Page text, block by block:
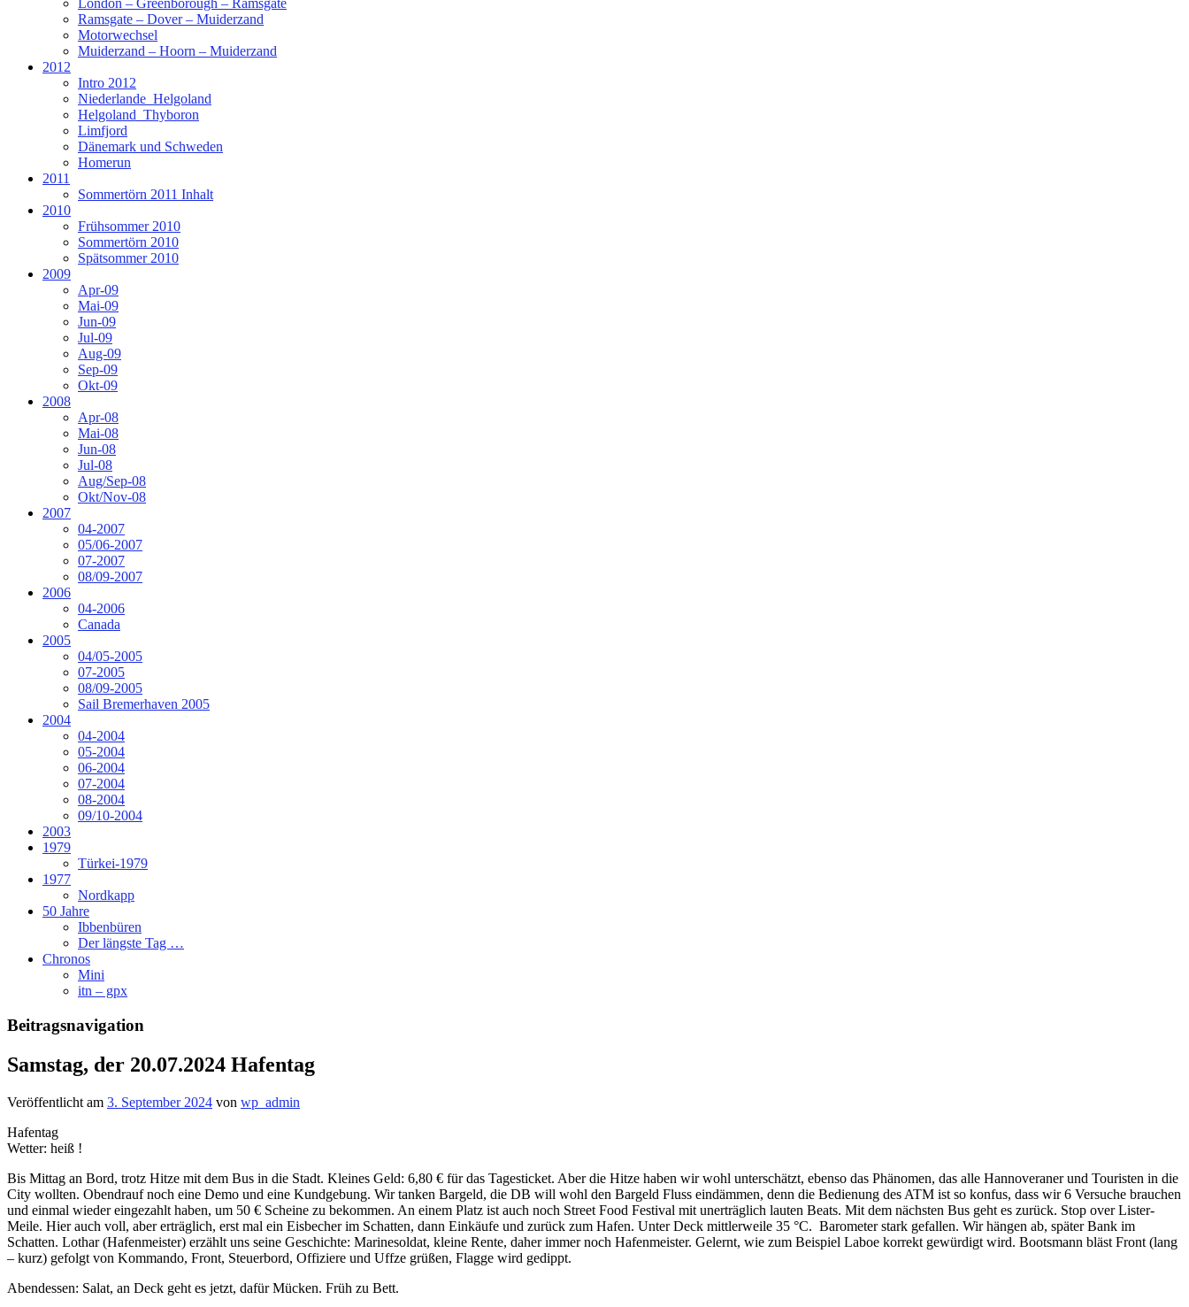
London – Greenborough – Ramsgate
Ramsgate – Dover – Muiderzand
Motorwechsel
Muiderzand – Hoorn – Muiderzand
2012
Intro 2012
Niederlande_Helgoland
Helgoland_Thyboron
Limfjord
Dänemark und Schweden
Homerun
2011
Sommertörn 2011 Inhalt
2010
Frühsommer 2010
Sommertörn 2010
Spätsommer 2010
2009
Apr-09
Mai-09
Jun-09
Jul-09
Aug-09
Sep-09
Okt-09
2008
Apr-08
Mai-08
Jun-08
Jul-08
Aug/Sep-08
Okt/Nov-08
2007
04-2007
05/06-2007
07-2007
08/09-2007
2006
04-2006
Canada
2005
04/05-2005
07-2005
08/09-2005
Sail Bremerhaven 2005
2004
04-2004
05-2004
06-2004
07-2004
08-2004
09/10-2004
2003
1979
Türkei-1979
1977
Nordkapp
50 Jahre
Ibbenbüren
Der längste Tag …
Chronos
Mini
itn – gpx
Beitragsnavigation
Samstag, der 20.07.2024 Hafentag
Veröffentlicht am 3. September 2024 von wp_admin
Hafentag
Wetter: heiß !
Bis Mittag an Bord, trotz Hitze mit dem Bus in die Stadt. Kleines Geld: 6,80 € für das Tagesticket. Aber die Hitze haben wir wohl unterschätzt, ebenso das Phänomen, das alle Hannoveraner und Touristen in die
City wollten. Obendrauf noch eine Demo und eine Kundgebung. Wir tanken Bargeld, die DB will wohl den Bargeld Fluss eindämmen, denn die Bedienung des ATM ist so konfus, dass wir 6 Versuche brauchen
und einmal wieder eingezahlt haben, um 50 € Scheine zu bekommen. An einem Platz ist auch noch Street Food Festival mit unerträglich lauten Beats. Mit dem nächsten Bus geht es zurück. Stop over Lister-
Meile. Hier auch voll, aber erträglich, erst mal ein Eisbecher im Schatten, dann Einkäufe und zurück zum Hafen. Unter Deck mittlerweile 35 °C. Barometer stark gefallen. Wir hängen ab, später Bank im
Schatten. Lothar (Hafenmeister) erzählt uns seine Geschichte: Marinesoldat, kleine Rente, daher immer noch Hafenmeister. Gelernt, wie zum Beispiel Laboe korrekt gewürdigt wird. Bootsmann bläst Front (lang
– kurz) gefolgt von Kommando, Front, Steuerbord, Offiziere und Uffze grüßen, Flagge wird gedippt.
Abendessen: Salat, an Deck geht es jetzt, dafür Mücken. Früh zu Bett.